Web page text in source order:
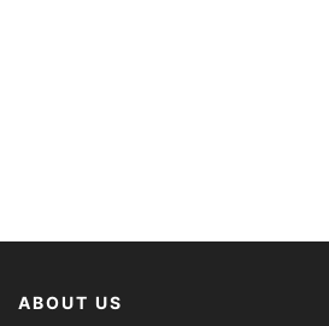
ABOUT US